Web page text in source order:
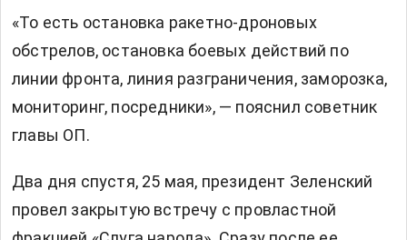
«То есть остановка ракетно-дроновых
обстрелов, остановка боевых действий по
линии фронта, линия разграничения, заморозка,
мониторинг, посредники», — пояснил советник
главы ОП.
Два дня спустя, 25 мая, президент Зеленский
провел закрытую встречу с провластной